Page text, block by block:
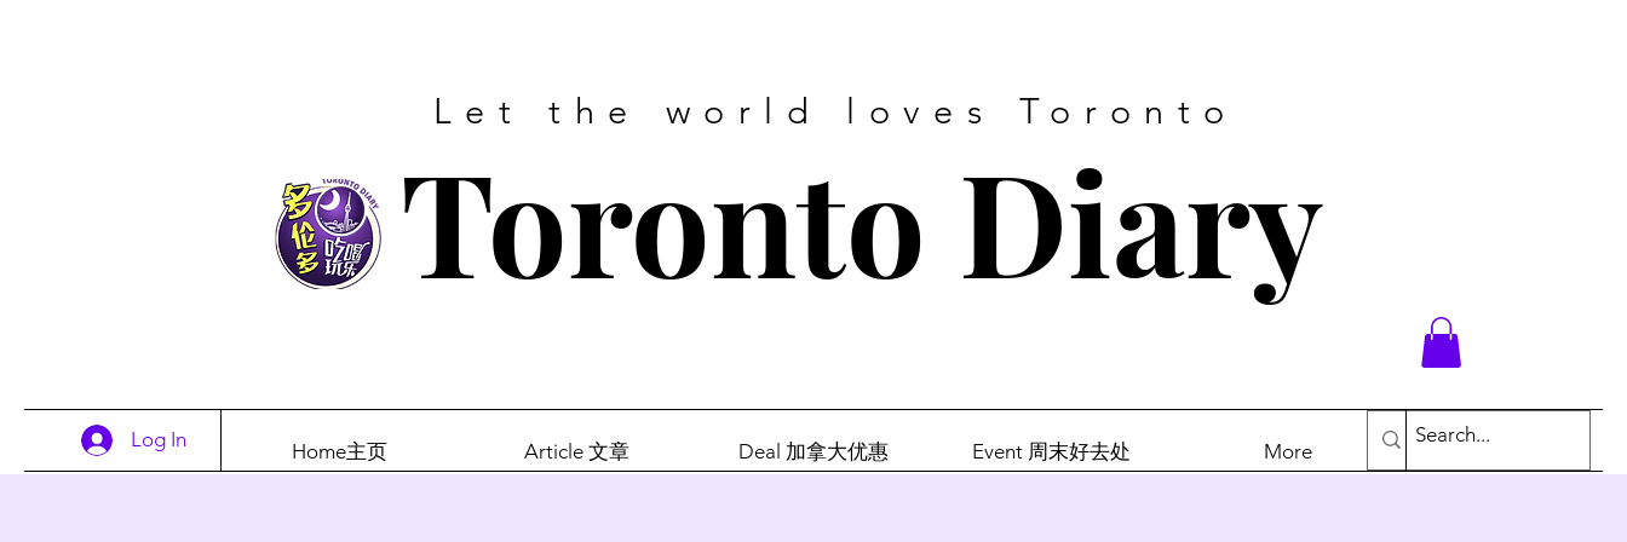
Let the world loves Toronto
Toronto Diary
Log In Home主页 Article 文章 Deal 加拿大优惠 Event 周末好去处 More